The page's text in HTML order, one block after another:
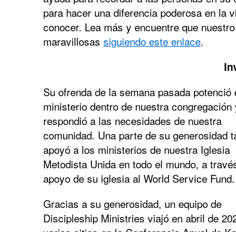
para hacer una diferencia poderosa en la
conocer. Lea más y encuentre que
maravillosas siguiendo este enlace.
Su ofrenda de la semana pasada potenció
ministerio dentro de nuestra congregación
respondió a las necesidades de nuestra
comunidad. Una parte de su generosidad
apoyó a los ministerios de nuestra Iglesia
Metodista Unida en todo el mundo, a
apoyo de su iglesia al World Service Fund.
Gracias a su generosidad, un equipo de
Discipleship Ministries viajó en abril de